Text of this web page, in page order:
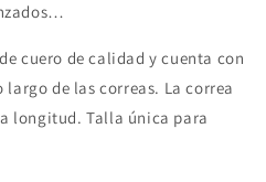
cuero de calidad y cuenta con
de las correas. La correa
longitud. Talla única para